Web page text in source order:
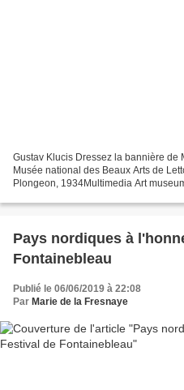
Gustav Klucis Dressez la bannière de
Musée national des Beaux Arts de
Plongeon, 1934Multimedia Art
Pays nordiques à
Fontainebleau
Publié le 06/06/2019 à 22:08
Par Marie de la Fresnaye